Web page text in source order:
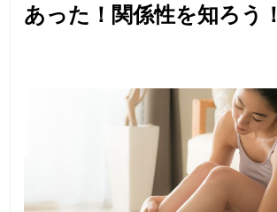
あった！関係性を知ろう！